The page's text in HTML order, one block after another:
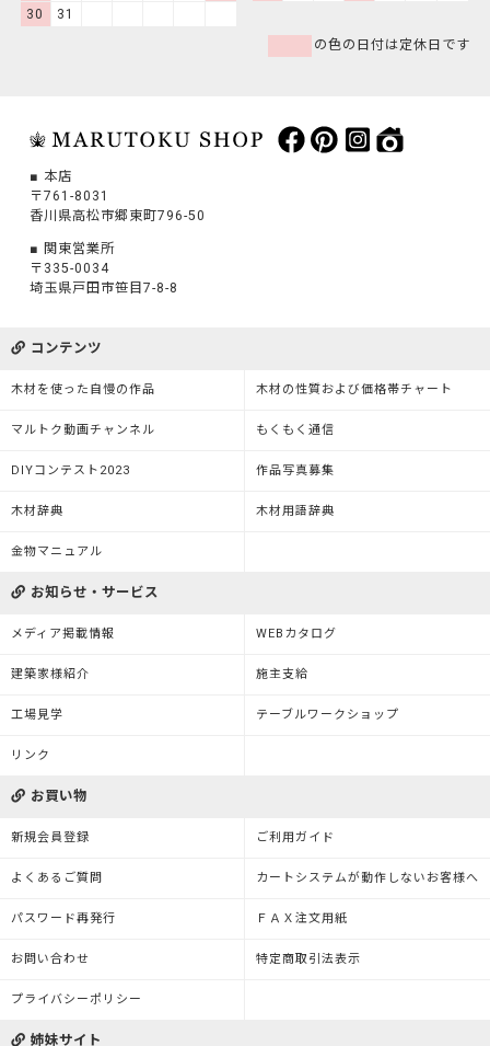
30
31
の色の日付は定休日です
本店
〒761-8031
香川県高松市郷東町796-50
関東営業所
〒335-0034
埼玉県戸田市笹目7-8-8
コンテンツ
木材を使った自慢の作品 木材の性質および価格帯チャート
マルトク動画チャンネル もくもく通信
DIYコンテスト2023 作品写真募集
木材辞典 木材用語辞典
金物マニュアル
お知らせ・サービス
メディア掲載情報 WEBカタログ
建築家様紹介 施主支給
工場見学 テーブルワークショップ
リンク
お買い物
新規会員登録 ご利用ガイド
よくあるご質問 カートシステムが動作しないお客様へ
パスワード再発行 ＦＡＸ注文用紙
お問い合わせ 特定商取引法表示
プライバシーポリシー
姉妹サイト